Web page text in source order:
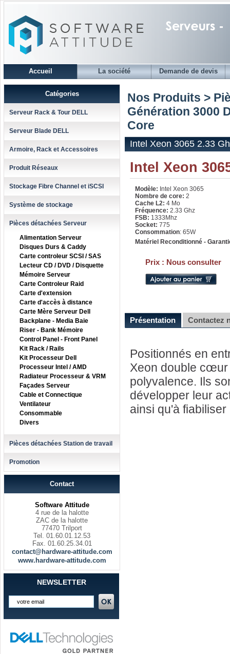
Accueil La société Demande de devis
Catégories
Serveur Rack & Tour DELL
Serveur Blade DELL
Armoire, Rack et Accessoires
Produit Réseaux
Stockage Fibre Channel et iSCSI
Système de stockage
Pièces détachées Serveur
Alimentation Serveur
Disques Durs & Caddy
Carte controleur SCSI / SAS
Lecteur CD / DVD / Disquette
Mémoire Serveur
Carte Controleur Raid
Carte d'extension
Carte d'accès à distance
Carte Mère Serveur Dell
Backplane - Media Baie
Riser - Bank Mémoire
Control Panel - Front Panel
Kit Rack / Rails
Kit Processeur Dell
Processeur Intel / AMD
Radiateur Processeur & VRM
Façades Serveur
Cable et Connectique
Ventilateur
Consommable
Divers
Pièces détachées Station de travail
Promotion
Contact
Software Attitude
4 rue de la halotte
ZAC de la halotte
77470 Trilport
Tel. 01.60.01.12.53
Fax. 01.60.25.34.01
contact@hardware-attitude.com
www.hardware-attitude.com
NEWSLETTER
Nos Produits >
Génération 3000
Core
Intel Xeon 3065 2.33
Intel Xeon
Modèle: Intel Xeon 3065
Nombre de core: 2
Cache L2: 4 Mo
Fréquence: 2.33 Ghz
FSB: 1333Mhz
Socket: 775
Consommation: 65W
Matériel Reconditionné -
Prix : Nous consulter
Présentation Contactez
Positionnés en
Xeon double cœur
polyvalence. Ils
développer leur
ainsi qu'à